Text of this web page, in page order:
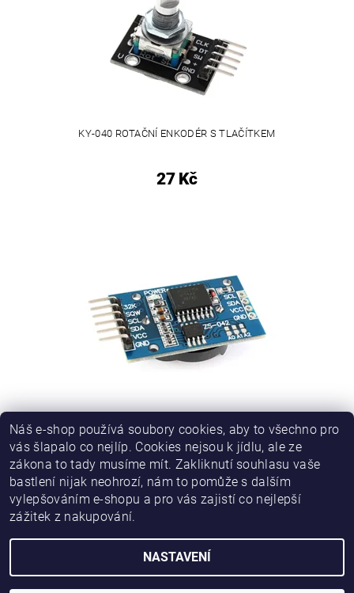
KY-040 ROTAČNÍ ENKODÉR S TLAČÍTKEM
27 Kč
AT24C32
57 Kč
2026 © HWKITCHEN, všechna práva vyhrazena
Náš e-shop používá soubory cookies, aby to všechno pro
vás šlapalo co nejlíp. Cookies nejsou k jídlu, ale ze
zákona to tady musíme mít. Zakliknutí souhlasu vaše
bastlení nijak neohrozí, nám to pomůže s dalším
vylepšováním e-shopu a pro vás zajistí co nejlepší
zážitek z nakupování.
NASTAVENÍ